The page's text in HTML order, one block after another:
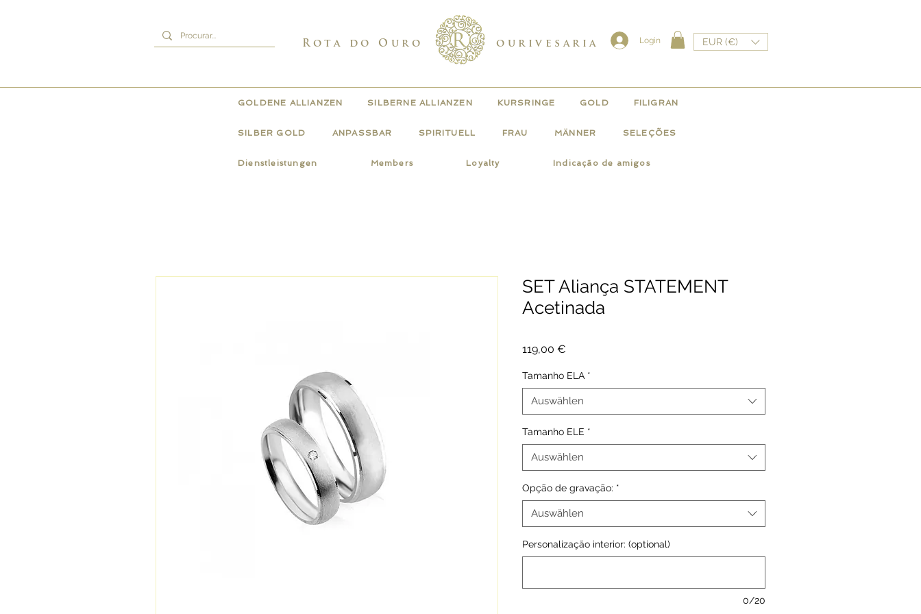
Rota do Ouro ourivesaria Login EUR (€)
GOLDENE ALLIANZEN SILBERNE ALLIANZEN KURSRINGE GOLD FILIGRAN
SILBER GOLD ANPASSBAR SPIRITUELL FRAU MÄNNER SELEÇÕES
Dienstleistungen Members Loyalty Indicação de amigos
SET Aliança STATEMENT
Acetinada
119,00 €
Tamanho ELA *
Auswählen
Tamanho ELE *
Auswählen
Opção de gravação: *
Auswählen
Personalização interior: (optional)
0/20